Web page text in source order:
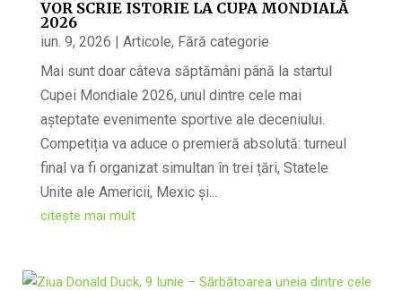
VOR SCRIE ISTORIE LA CUPA MONDIALĂ
2026
iun. 9, 2026 | Articole, Fără categorie
Mai sunt doar câteva săptămâni până la startul
Cupei Mondiale 2026, unul dintre cele mai
așteptate evenimente sportive ale deceniului.
Competiția va aduce o premieră absolută: turneul
final va fi organizat simultan în trei țări, Statele
Unite ale Americii, Mexic și...
citește mai mult